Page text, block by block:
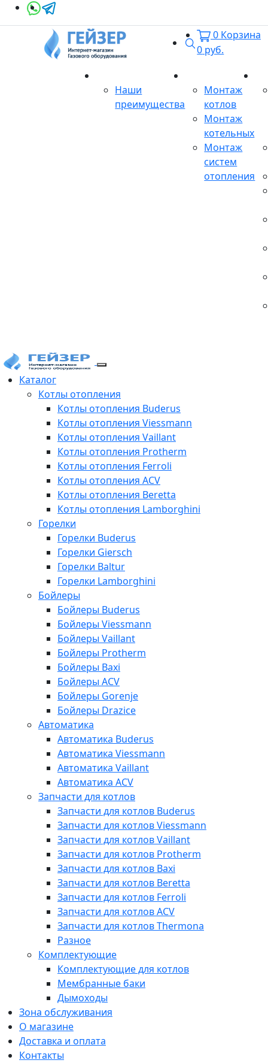
Поиск
0 Корзина
0 руб.
Наши
преимущества
Монтаж
котлов
Монтаж
котельных
Монтаж
систем
отопления
Каталог
Котлы отопления
Котлы отопления Buderus
Котлы отопления Viessmann
Котлы отопления Vaillant
Котлы отопления Protherm
Котлы отопления Ferroli
Котлы отопления ACV
Котлы отопления Beretta
Котлы отопления Lamborghini
Горелки
Горелки Buderus
Горелки Giersch
Горелки Baltur
Горелки Lamborghini
Бойлеры
Бойлеры Buderus
Бойлеры Viessmann
Бойлеры Vaillant
Бойлеры Protherm
Бойлеры Baxi
Бойлеры ACV
Бойлеры Gorenje
Бойлеры Drazice
Автоматика
Автоматика Buderus
Автоматика Viessmann
Автоматика Vaillant
Автоматика ACV
Запчасти для котлов
Запчасти для котлов Buderus
Запчасти для котлов Viessmann
Запчасти для котлов Vaillant
Запчасти для котлов Protherm
Запчасти для котлов Baxi
Запчасти для котлов Beretta
Запчасти для котлов Ferroli
Запчасти для котлов ACV
Запчасти для котлов Thermona
Разное
Комплектующие
Комплектующие для котлов
Мембранные баки
Дымоходы
Зона обслуживания
О магазине
Доставка и оплата
Контакты